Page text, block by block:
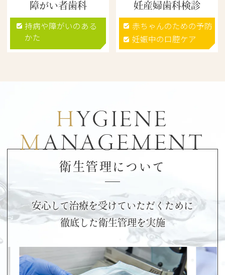
障がい者歯科
持病や障がいのある
かた
妊産婦歯科検診
赤ちゃんのための予防
妊娠中の口腔ケア
HYGIENE
MANAGEMENT
衛生管理について
安心して治療を受けていただくために
徹底した衛生管理を実施